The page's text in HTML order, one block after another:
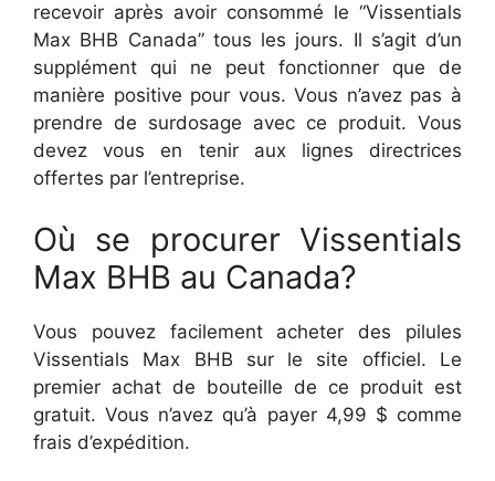
recevoir après avoir consommé le “Vissentials
Max BHB Canada” tous les jours. Il s’agit d’un
supplément qui ne peut fonctionner que de
manière positive pour vous. Vous n’avez pas à
prendre de surdosage avec ce produit. Vous
devez vous en tenir aux lignes directrices
offertes par l’entreprise.
Où se procurer Vissentials
Max BHB au Canada?
Vous pouvez facilement acheter des pilules
Vissentials Max BHB sur le site officiel. Le
premier achat de bouteille de ce produit est
gratuit. Vous n’avez qu’à payer 4,99 $ comme
frais d’expédition.